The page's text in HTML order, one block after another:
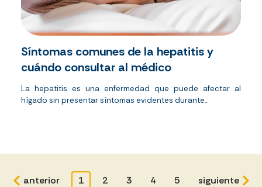
Síntomas comunes de la hepatitis y
cuándo consultar al médico
La hepatitis es una enfermedad que puede afectar al
hígado sin presentar síntomas evidentes durante...
anterior 1 2 3 4 5 siguiente